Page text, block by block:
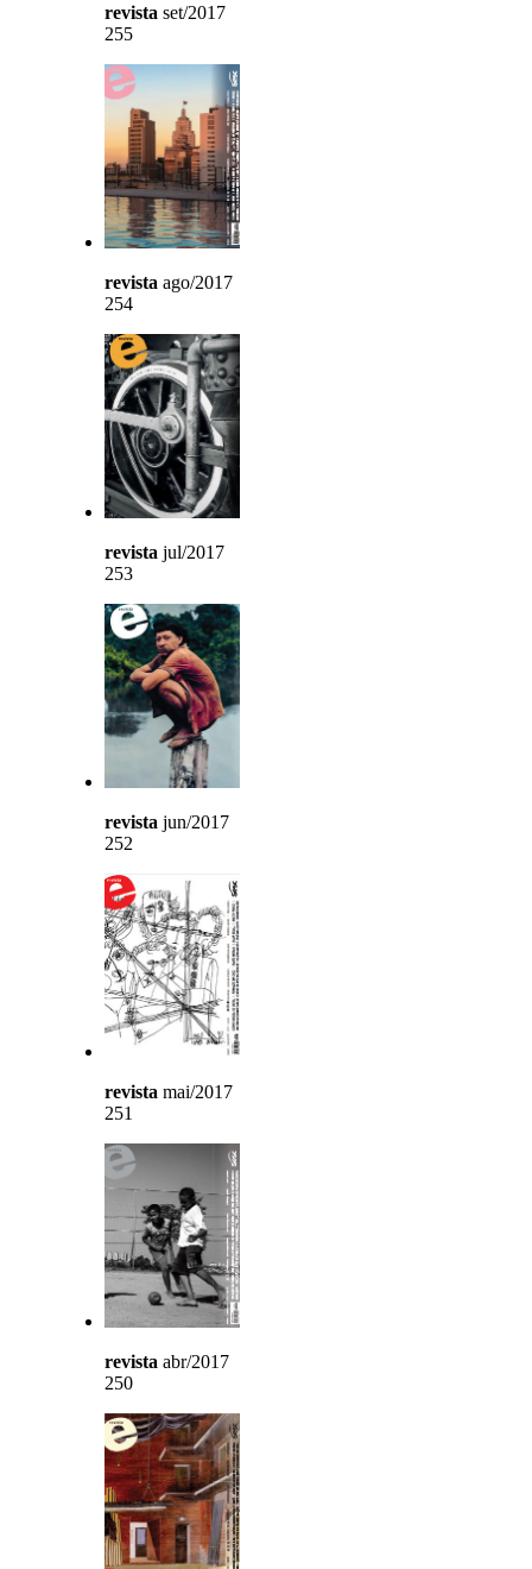
revista set/2017
255
revista ago/2017
254
revista jul/2017
253
revista jun/2017
252
revista mai/2017
251
revista abr/2017
250